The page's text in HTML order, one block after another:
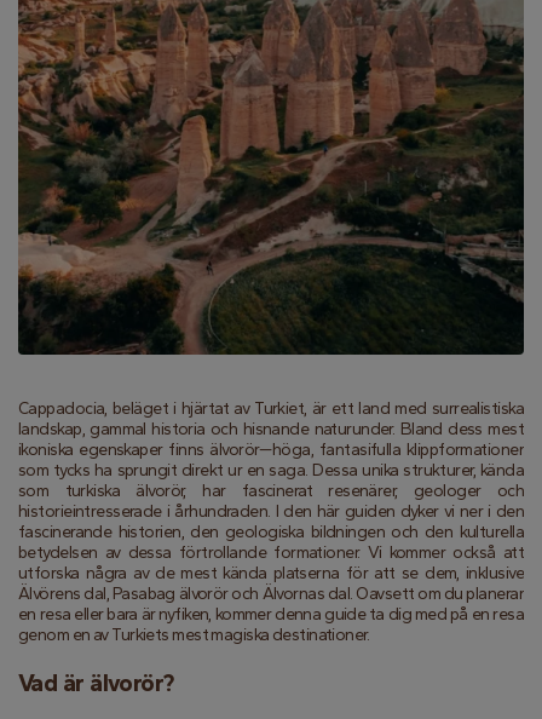
Cappadocia, beläget i hjärtat av Turkiet, är ett land med surrealistiska
landskap, gammal historia och hisnande naturunder. Bland dess mest
ikoniska egenskaper finns älvorör—höga, fantasifulla klippformationer
som tycks ha sprungit direkt ur en saga. Dessa unika strukturer, kända
som turkiska älvorör, har fascinerat resenärer, geologer och
historieintresserade i århundraden. I den här guiden dyker vi ner i den
fascinerande historien, den geologiska bildningen och den kulturella
betydelsen av dessa förtrollande formationer. Vi kommer också att
utforska några av de mest kända platserna för att se dem, inklusive
Älvörens dal, Pasabag älvorör och Älvornas dal. Oavsett om du planerar
en resa eller bara är nyfiken, kommer denna guide ta dig med på en resa
genom en av Turkiets mest magiska destinationer.
Vad är älvorör?